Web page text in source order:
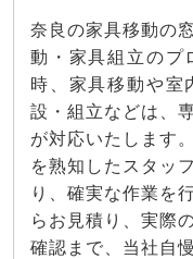
奈良の家具移動の
動・家具組立のプ
時、家具移動や室
設・組立などは、
が対応いたします
を熟知したスタッ
り、確実な作業を
らお見積り、実際
確認まで、当社自